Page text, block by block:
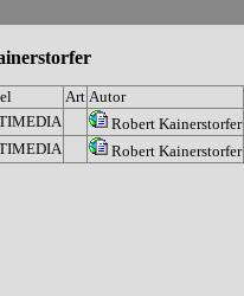
Art Autor
Robert Kainerstorfer
Robert Kainerstorfer